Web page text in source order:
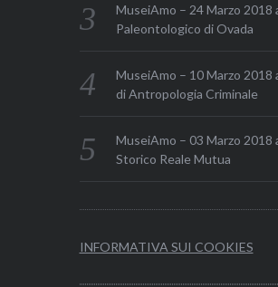
MuseiAmo – 24 Marzo 2018
Paleontologico di Ovada
MuseiAmo – 10 Marzo 2018
di Antropologia Criminale
MuseiAmo – 03 Marzo 2018
Storico Reale Mutua
INFORMATIVA SUI COOKIES